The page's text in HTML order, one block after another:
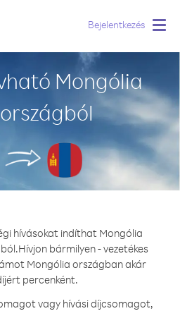
Bejelentkezés
Mongólia
hívásokat indíthat Mongólia
Hívjon bármilyen - vezetékes
Mongólia országban akár
percenként.
vagy hívási díjcsomagot,